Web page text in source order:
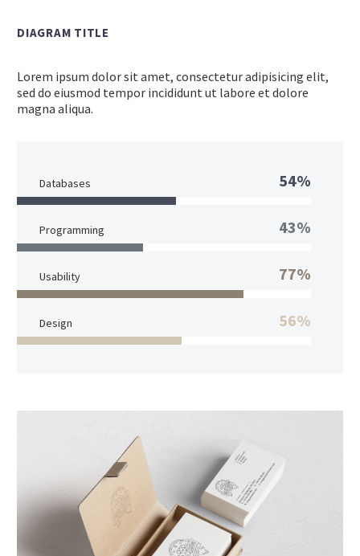
DIAGRAM TITLE
Lorem ipsum dolor sit amet, consectetur adipisicing elit,
sed do eiusmod tempor incididunt ut labore et dolore
magna aliqua.
Databases 54%
Programming 43%
Usability 77%
Design 56%